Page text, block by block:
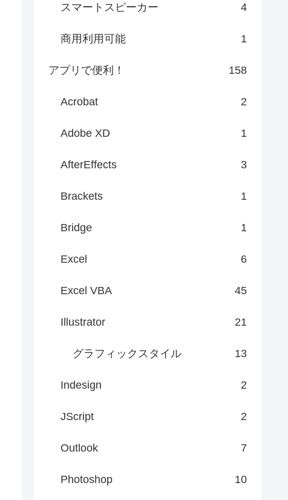
スマートスピーカー 4
商用利用可能 1
アプリで便利！ 158
Acrobat 2
Adobe XD 1
AfterEffects 3
Brackets 1
Bridge 1
Excel 6
Excel VBA 45
Illustrator 21
グラフィックスタイル 13
Indesign 2
JScript 2
Outlook 7
Photoshop 10